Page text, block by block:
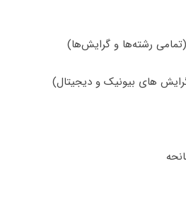
رشته‌ها و گرایش‌ها)
های بیونیک و دیجیتال)